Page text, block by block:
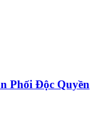
Phối Độc Quyền